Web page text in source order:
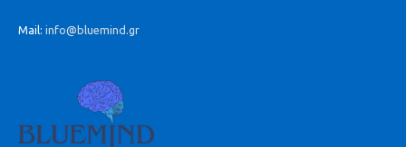
Mail: info@bluemind.gr